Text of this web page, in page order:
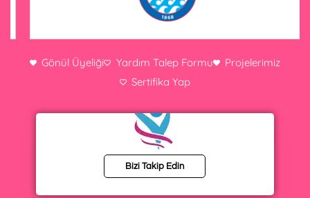
Gönül Üyeliği Yardım Talep Formu
Projelerimiz
Sertifika Yap
Bizi Takip Edin